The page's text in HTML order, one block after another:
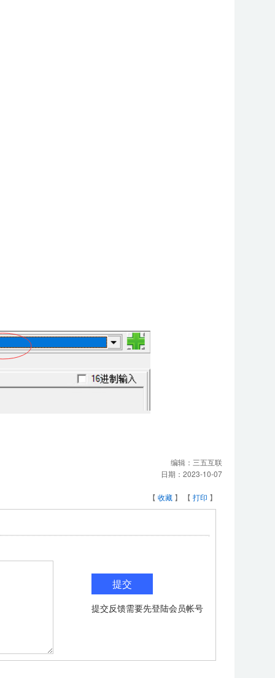
编辑： 三五互联
日期： 2023-10-07
【 收藏 】 【 打印 】
提交反馈需要先登陆会员帐号